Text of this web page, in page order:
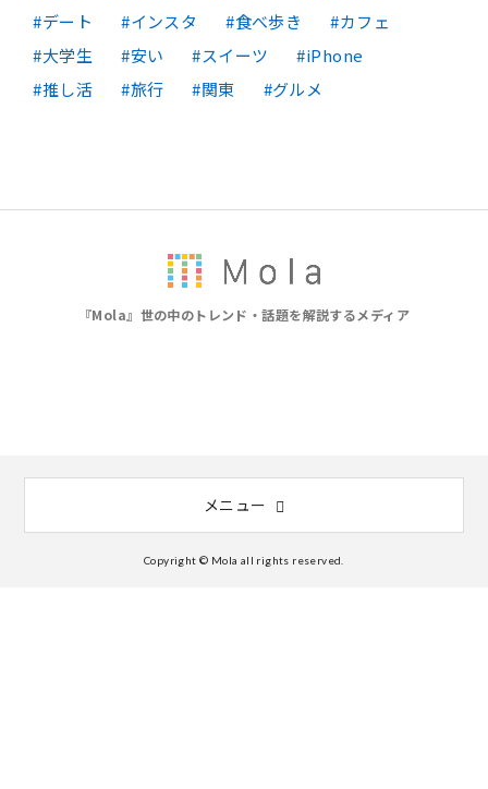
デート
インスタ 食べ歩き
カフェ
大学生
安い スイーツ
iPhone
推し活
旅行 関東 グルメ
『Mola』世の中のトレンド・話題を解説するメディア
メニュー
Copyright © Mola all rights reserved.